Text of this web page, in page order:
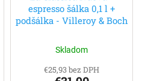
espresso šálka 0,1 l +
podšálka - Villeroy & Boch
Skladom
€25,93 bez DPH